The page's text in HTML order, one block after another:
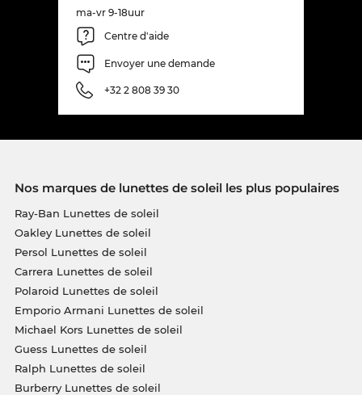
ma-vr 9-18uur
Centre d'aide
Envoyer une demande
+32 2 808 39 30
Nos marques de lunettes de soleil les plus populaires
Ray-Ban Lunettes de soleil
Oakley Lunettes de soleil
Persol Lunettes de soleil
Carrera Lunettes de soleil
Polaroid Lunettes de soleil
Emporio Armani Lunettes de soleil
Michael Kors Lunettes de soleil
Guess Lunettes de soleil
Ralph Lunettes de soleil
Burberry Lunettes de soleil